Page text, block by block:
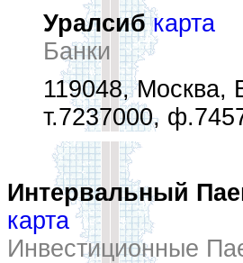
Уралсиб карта
Банки
119048, Москва,
т.7237000,
Интервальный
карта
Инвестиционные